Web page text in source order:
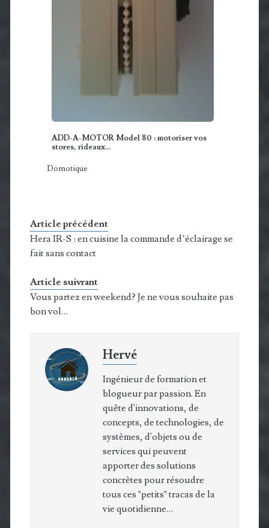
ADD-A-MOTOR Model 80 : motoriser vos
stores, rideaux…
Domotique
Article précédent
Hera IR-S : en cuisine la commande d’éclairage se
fait sans contact
Article suivrant
Vous partez en weekend? Je ne vous souhaite pas
bon vol…
Hervé
Ingénieur de formation et
blogueur par passion. En
quête d'innovations, de
concepts, de technologies, de
systèmes, d'objets ou de
services qui peuvent
apporter des solutions
concrètes pour résoudre
tous ces "petits" tracas de la
vie quotidienne…